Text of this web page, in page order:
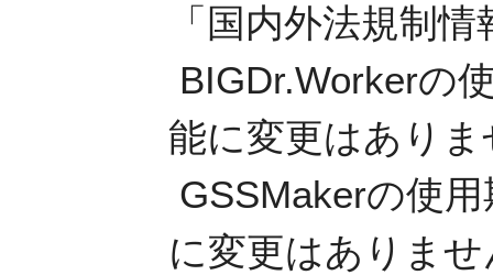
「国内外法規制
BIGDr.Workerの
能に変更はあり
GSSMakerの使
に変更はありま